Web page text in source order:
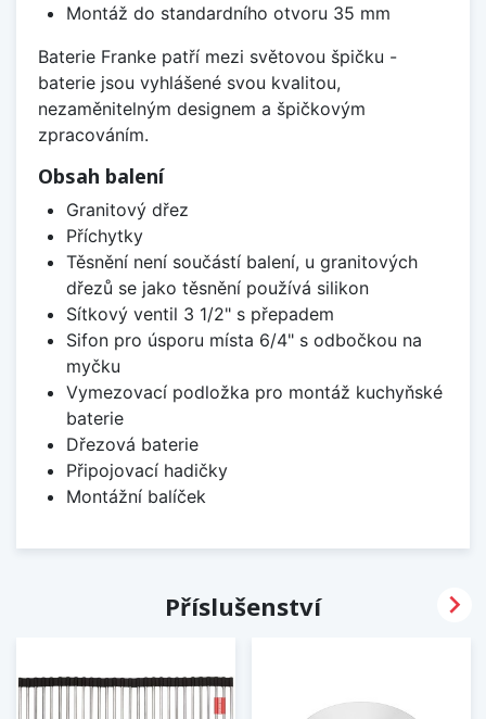
Montáž do standardního otvoru 35 mm
Baterie Franke patří mezi světovou špičku -
baterie jsou vyhlášené svou kvalitou,
nezaměnitelným designem a špičkovým
zpracováním.
Obsah balení
Granitový dřez
Příchytky
Těsnění není součástí balení, u granitových
dřezů se jako těsnění používá silikon
Sítkový ventil 3 1/2" s přepadem
Sifon pro úsporu místa 6/4" s odbočkou na
myčku
Vymezovací podložka pro montáž kuchyňské
baterie
Dřezová baterie
Připojovací hadičky
Montážní balíček
Příslušenství 